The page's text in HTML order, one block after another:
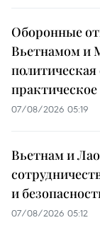
Оборонные
Вьетнамом и
07/08/2026 05:19
Вьетнам и
и
07/08/2026 05:12